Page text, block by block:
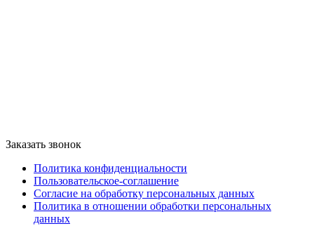
Заказать звонок
Политика конфиденциальности
Пользовательское-соглашение
Согласие на обработку персональных данных
Политика в отношении обработки персональных
данных